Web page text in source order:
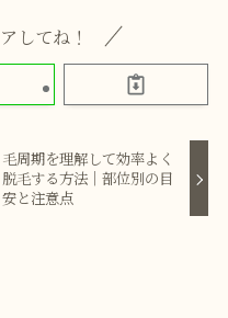
してね！
毛周期を理解して効率よく
脱毛する方法｜部位別の目
安と注意点